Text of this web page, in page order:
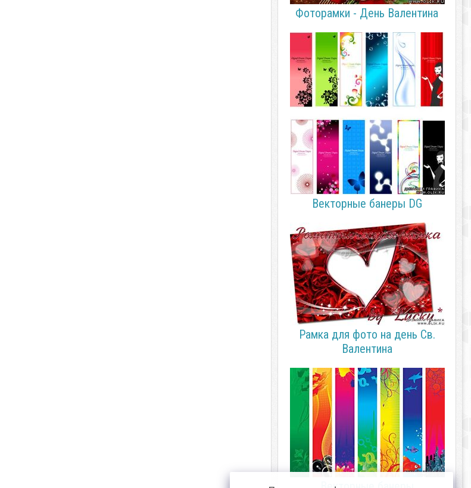
Фоторамки - День Валентина
Векторные банеры DG
Рамка для фото на день Св.
Валентина